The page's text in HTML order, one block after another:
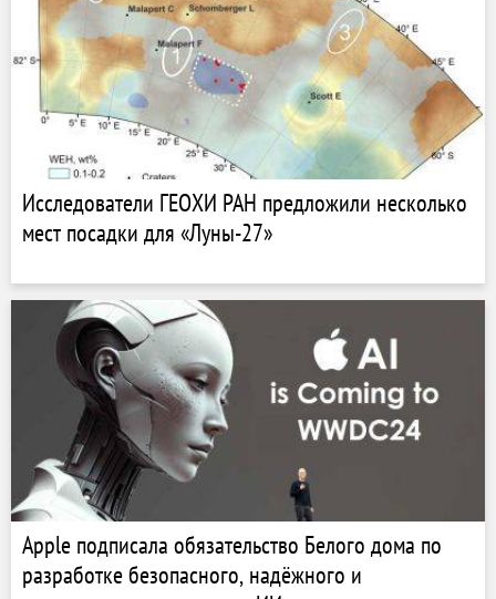
Исследователи ГЕОХИ РАН предложили несколько
мест посадки для «Луны-27»
Apple подписала обязательство Белого дома по
разработке безопасного, надёжного и